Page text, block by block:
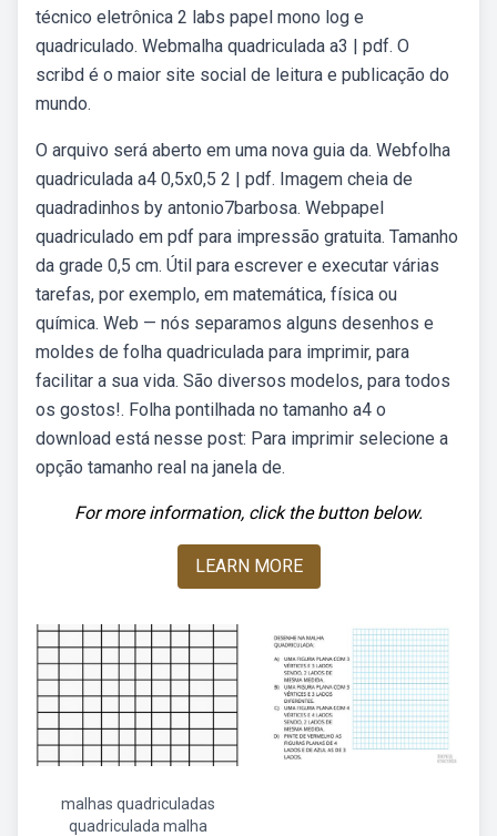
técnico eletrônica 2 labs papel mono log e
quadriculado. Webmalha quadriculada a3 | pdf. O
scribd é o maior site social de leitura e publicação do
mundo.
O arquivo será aberto em uma nova guia da. Webfolha
quadriculada a4 0,5x0,5 2 | pdf. Imagem cheia de
quadradinhos by antonio7barbosa. Webpapel
quadriculado em pdf para impressão gratuita. Tamanho
da grade 0,5 cm. Útil para escrever e executar várias
tarefas, por exemplo, em matemática, física ou
química. Web — nós separamos alguns desenhos e
moldes de folha quadriculada para imprimir, para
facilitar a sua vida. São diversos modelos, para todos
os gostos!. Folha pontilhada no tamanho a4 o
download está nesse post: Para imprimir selecione a
opção tamanho real na janela de.
For more information, click the button below.
LEARN MORE
malhas quadriculadas
quadriculada malha